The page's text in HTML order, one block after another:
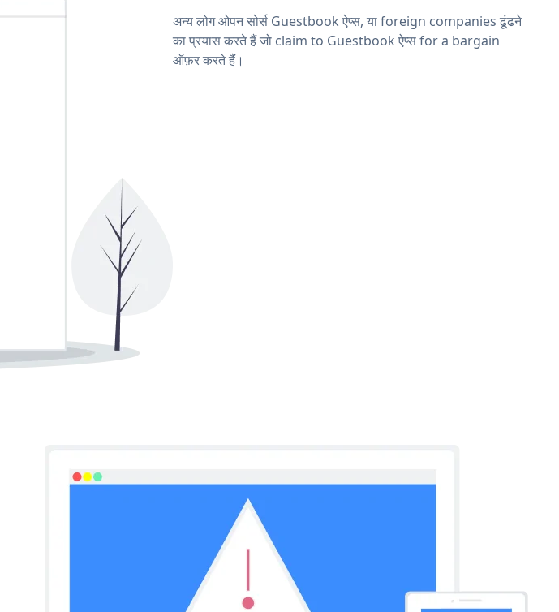
अन्य लोग ओपन सोर्स Guestbook ऐप्स, या foreign companies ढूंढने
का प्रयास करते हैं जो claim to Guestbook ऐप्स for a bargain
ऑफ़र करते हैं।